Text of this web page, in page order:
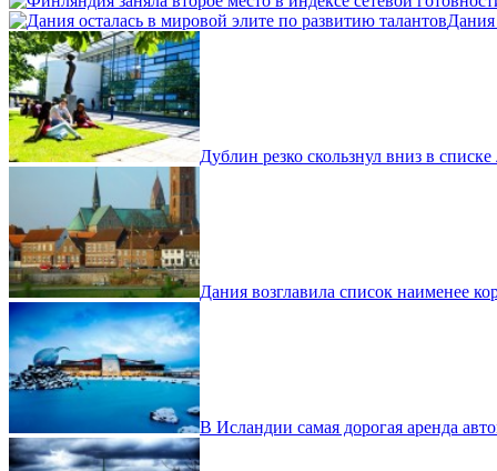
Дания
Дублин резко скользнул вниз в
Дания возглавила список наименее
В Исландии самая дорогая аренда